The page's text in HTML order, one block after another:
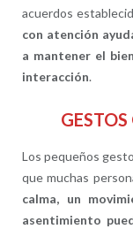
acuerdos
con atención
a mantener el
interacción.
Los pequeños
que muchas
calma, un
asentimiento